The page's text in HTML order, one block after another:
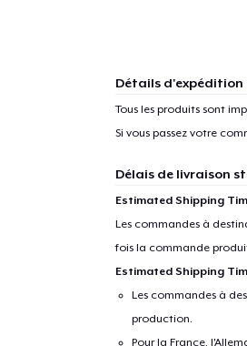
Détails d'expédition
Tous les produits sont
Si vous passez votre
Délais de livraison
Estimated Shipping
Les commandes à
fois la commande
Estimated Shipping
Les commandes à
production.
Pour la France,